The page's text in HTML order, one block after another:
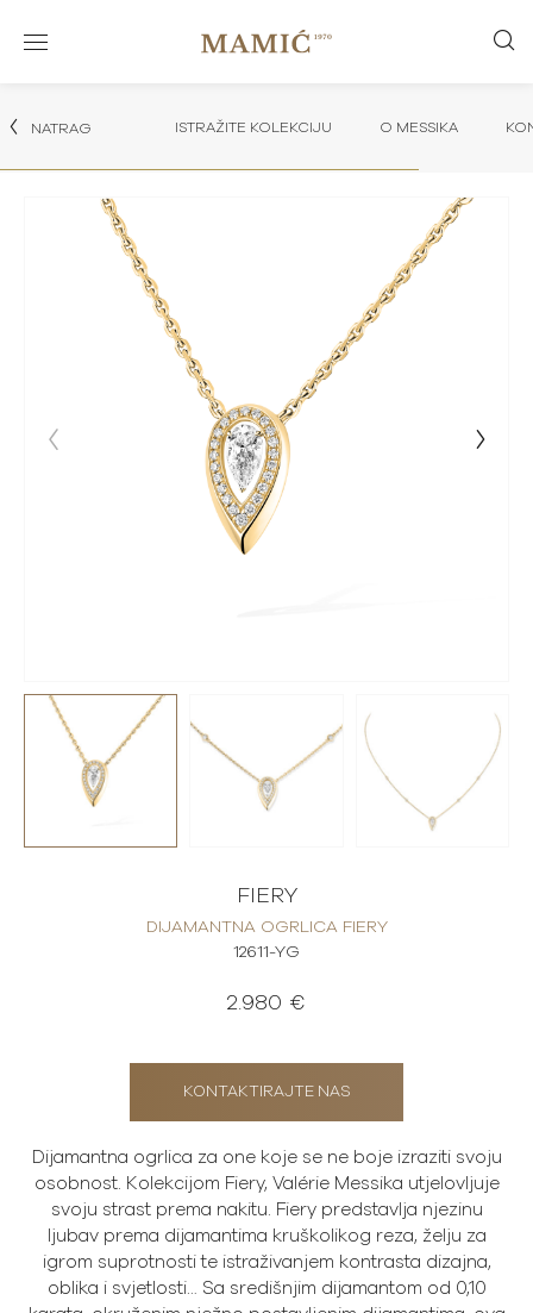
NATRAG ISTRAŽITE KOLEKCIJU O MESSIKA
FIERY
DIJAMANTNA OGRLICA FIERY
12611-YG
2.980 €
KONTAKTIRAJTE NAS
Dijamantna ogrlica za one koje se ne boje izraziti svoju
osobnost. Kolekcijom Fiery, Valérie Messika utjelovljuje
svoju strast prema nakitu. Fiery predstavlja njezinu
ljubav prema dijamantima kruškolikog reza, želju za
igrom suprotnosti te istraživanjem kontrasta dizajna,
oblika i svjetlosti… Sa središnjim dijamantom od 0,10